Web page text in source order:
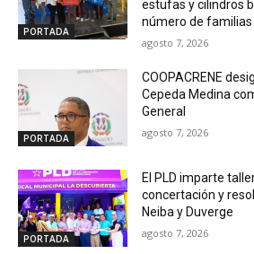
PORTADA
estufas y cilindros
número de familias
agosto 7, 2026
PORTADA
COOPACRENE
Cepeda Medina
General
agosto 7, 2026
PORTADA
El PLD imparte
concertación y
Neiba y Duverge
agosto 7, 2026